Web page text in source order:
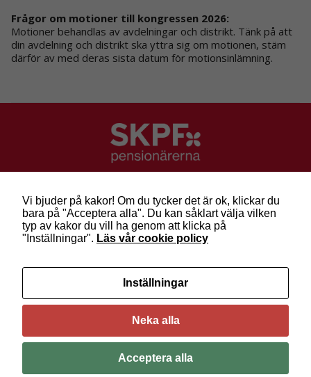
Frågor om motioner till kongressen 2026:
Motioner behandlas av avdelningar och distrikt. Tänk på att
din avdelning och distrikt ska yttra sig om motionen, stäm
därför av med deras sista datum för motionsinlämning.
Besök: Sveavägen 68
Post: Box 3619, 103 59 Stockholm
Telefon: 010-222 81 00
E-post:info@skpf.se
SKPF Pensionärerna är en organisation för
pensionärer i alla åldrar. Vi försvarar välfärden och
kräver pensioner som går att leva på –kom med
oss i dag!
Följ oss på Facebook
Vi bjuder på kakor! Om du tycker det är ok, klickar du
bara på "Acceptera alla". Du kan såklart välja vilken
typ av kakor du vill ha genom att klicka på
"Inställningar". Läs vår cookie policy
Inställningar
Neka alla
Acceptera alla
och erbjudanden.